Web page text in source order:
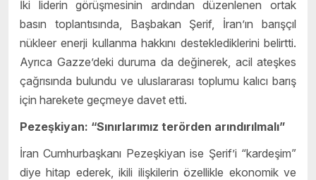
İki liderin görüşmesinin ardından düzenlenen ortak
basın toplantısında, Başbakan Şerif, İran’ın barışçıl
nükleer enerji kullanma hakkını desteklediklerini belirtti.
Ayrıca Gazze’deki duruma da değinerek, acil ateşkes
çağrısında bulundu ve uluslararası toplumu kalıcı barış
için harekete geçmeye davet etti.
Pezeşkiyan: “Sınırlarımız terörden arındırılmalı”
İran Cumhurbaşkanı Pezeşkiyan ise Şerif’i “kardeşim”
diye hitap ederek, ikili ilişkilerin özellikle ekonomik ve